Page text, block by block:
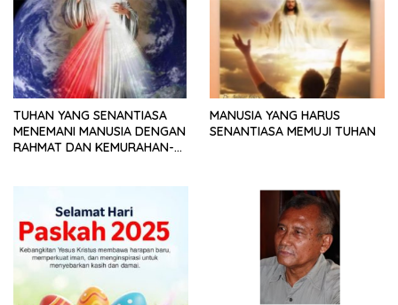
TUHAN YANG SENANTIASA
MENEMANI MANUSIA DENGAN
RAHMAT DAN KEMURAHAN-
MANUSIA YANG HARUS
SENANTIASA MEMUJI TUHAN